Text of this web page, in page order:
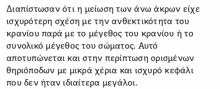
Διαπίστωσαν ότι η μείωση των άνω άκρων είχε
ισχυρότερη σχέση με την ανθεκτικότητα του
κρανίου παρά με το μέγεθος του κρανίου ή το
συνολικό μέγεθος του σώματος. Αυτό
αποτυπώνεται και στην περίπτωση ορισμένων
θηριόποδων με μικρά χέρια και ισχυρό κεφάλι
που δεν ήταν ιδιαίτερα μεγάλοι.